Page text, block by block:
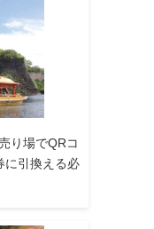
り場でQRコ
に引換える必